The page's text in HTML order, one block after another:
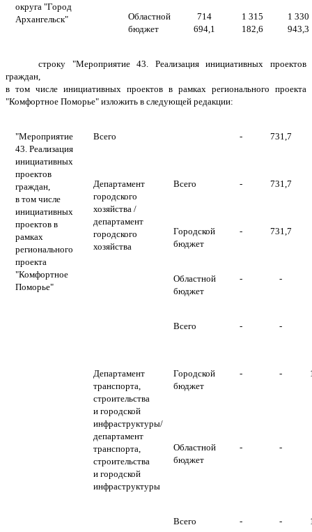
округа "Город
Архангельск"
Областной
бюджет
714
694,1
1 315
182,6
1 330
943,3
строку "Мероприятие 43. Реализация инициативных проектов
граждан,
в том числе инициативных проектов в рамках регионального проекта
"Комфортное Поморье" изложить в следующей редакции:
"Мероприятие
43. Реализация
инициативных
проектов
граждан,
в том числе
инициативных
проектов в
рамках
регионального
проекта
"Комфортное
Поморье"
Всего - 731,7
Департамент
городского
хозяйства /
департамент
городского
хозяйства
Всего - 731,7
Городской
бюджет
- 731,7
Областной
бюджет
- -
Всего - -
Департамент
транспорта,
строительства
и городской
инфраструктуры/
департамент
транспорта,
строительства
и городской
инфраструктуры
Городской
бюджет
- -
Областной
бюджет
- -
Всего - -